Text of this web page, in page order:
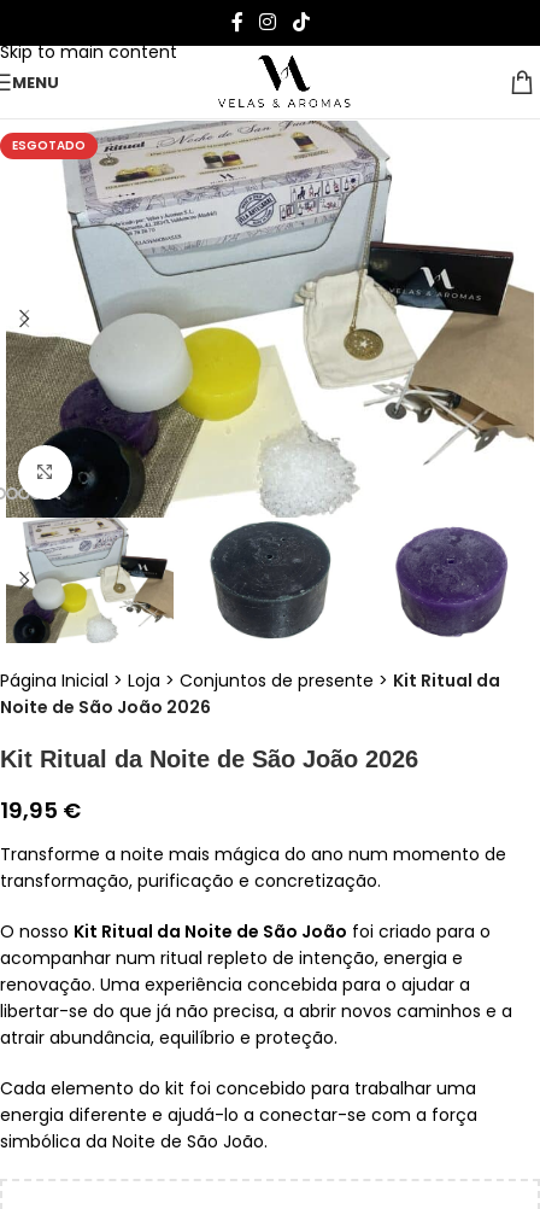
Skip to main content
MENU
ESGOTADO
Clique para ampliar
Página Inicial > Loja > Conjuntos de presente > Kit Ritual da
Noite de São João 2026
Kit Ritual da Noite de São João 2026
19,95 €
Transforme a noite mais mágica do ano num momento de
transformação, purificação e concretização.
O nosso Kit Ritual da Noite de São João foi criado para o
acompanhar num ritual repleto de intenção, energia e
renovação. Uma experiência concebida para o ajudar a
libertar-se do que já não precisa, a abrir novos caminhos e a
atrair abundância, equilíbrio e proteção.
Cada elemento do kit foi concebido para trabalhar uma
energia diferente e ajudá-lo a conectar-se com a força
simbólica da Noite de São João.